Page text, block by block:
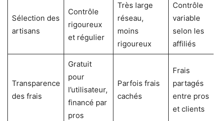
Sélection des
artisans
Contrôle
rigoureux
et régulier
Très large
réseau,
moins
rigoureux
Contrôle
variable
selon les
affiliés
Transparence
des frais
Gratuit
pour
l’utilisateur,
financé par
pros
Parfois frais
cachés
Frais
partagés
entre pros
et clients